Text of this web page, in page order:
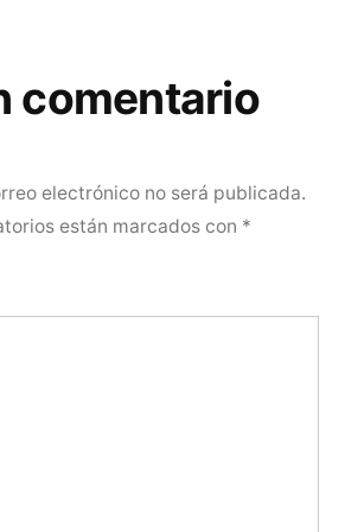
comentario
electrónico no será publicada.
están marcados con *